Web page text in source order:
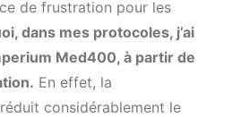
de frustration pour les
dans mes protocoles, j’ai
Med400, à partir de
En effet, la
considérablement le